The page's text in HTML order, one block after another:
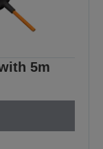
5m